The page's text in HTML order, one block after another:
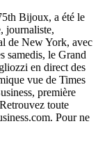
Bijoux, a été le
journaliste,
de New York, avec
samedis, le Grand
en direct des
vue de Times
première
toute
Pour ne